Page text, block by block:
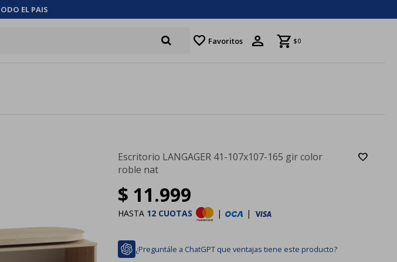
EL PAIS
favorite Favoritos $0
Escritorio LANGAGER 41-107x107-165 gir color
roble nat
$ 11.999
HASTA 12 CUOTAS | |
¿Preguntále a ChatGPT que ventajas tiene este producto?